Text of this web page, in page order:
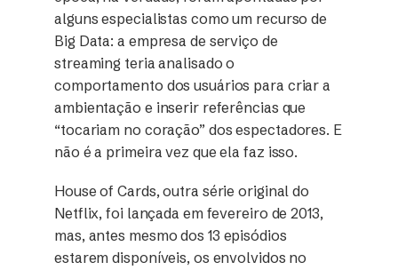
alguns especialistas como um recurso de
Big Data: a empresa de serviço de
streaming teria analisado o
comportamento dos usuários para criar a
ambientação e inserir referências que
“tocariam no coração” dos espectadores. E
não é a primeira vez que ela faz isso.
House of Cards, outra série original do
Netflix, foi lançada em fevereiro de 2013,
mas, antes mesmo dos 13 episódios
estarem disponíveis, os envolvidos no